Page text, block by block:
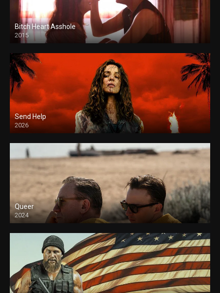
Bitch Heart Asshole
2015
Send Help
2026
Queer
2024